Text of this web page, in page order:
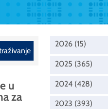
u
za
2026 (15)
2025 (365)
2024 (428)
2023 (393)